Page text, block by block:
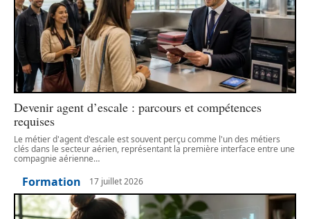
Devenir agent d’escale : parcours et compétences
requises
Le métier d'agent d'escale est souvent perçu comme l'un des métiers
clés dans le secteur aérien, représentant la première interface entre une
compagnie aérienne…
Formation 17 juillet 2026